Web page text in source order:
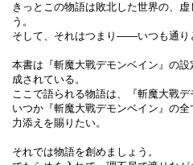
きっとこの物語は敗北した世界の、
う。
そして、それはつまり――いつも通り
本書は『斬魔大戰デモンベイン』の
成されている。
ここで語られる物語は、『斬魔大戰デ
いつか『斬魔大戰デモンベイン』の
力添えを賜りたい。
それでは物語を創めましょう。